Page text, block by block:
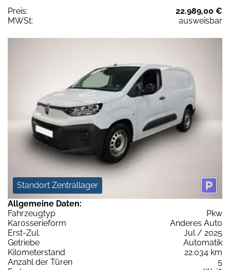
Preis:
22.989,00 €
MWSt:
ausweisbar
Standort Zentrallager
Allgemeine Daten:
Fahrzeugtyp
Pkw
Karosserieform
Anderes Auto
Erst-Zul.
Jul / 2025
Getriebe
Automatik
Kilometerstand
22.034 km
Anzahl der Türen
5